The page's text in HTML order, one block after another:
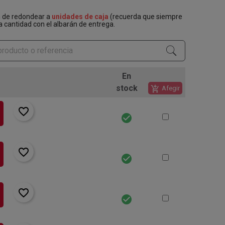
redondear a unidades de caja (recuerda que siempre
con el albarán de entrega.
En
stock
add_shopping_cart Afegir
favorite_border
check_circle
favorite_border
check_circle
favorite_border
check_circle